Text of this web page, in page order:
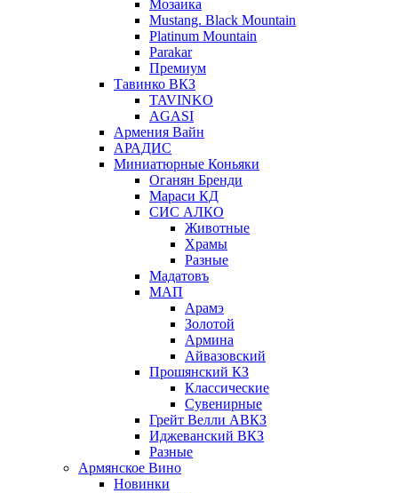
Мозаика
Mustang. Black Mountain
Platinum Mountain
Parakar
Премиум
Тавинко ВКЗ
TAVINKO
AGASI
Армения Вайн
АРАДИС
Миниатюрные Коньяки
Оганян Бренди
Мараси КД
СИС АЛКО
Животные
Храмы
Разные
Мадатовъ
МАП
Арамэ
Золотой
Армина
Айвазовский
Прошянский КЗ
Классические
Сувенирные
Грейт Велли АВКЗ
Иджеванский ВКЗ
Разные
Армянское Вино
Новинки